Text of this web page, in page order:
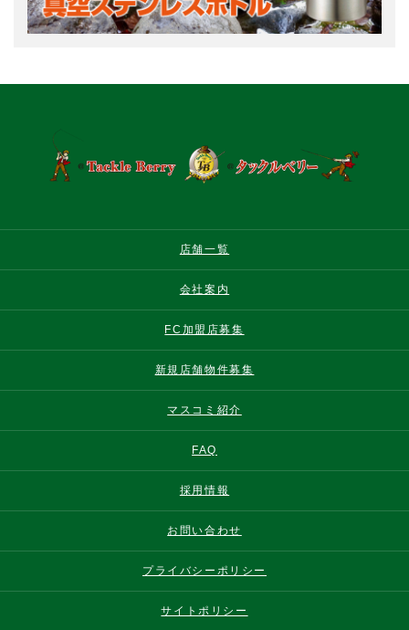
店舗一覧
会社案内
FC加盟店募集
新規店舗物件募集
マスコミ紹介
FAQ
採用情報
お問い合わせ
プライバシーポリシー
サイトポリシー